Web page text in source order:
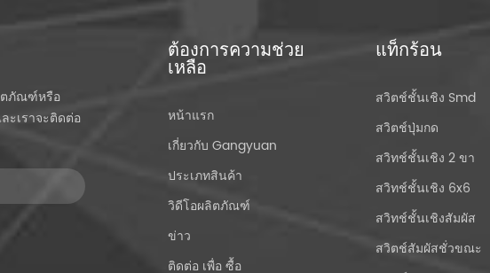
ตภัณฑ์หรือ
ะเราจะติดต่อ
ต้องการความช่วย
เหลือ
หน้าแรก
เกี่ยวกับ Gangyuan
ประเภทสินค้า
วิดีโอผลิตภัณฑ์
ข่าว
ติดต่อ เพื่อ ซื้อ
แท็กร้อน
สวิตช์ชั้นเชิง Smd
สวิตช์ปุ่มกด
สวิทช์ชั้นเชิง 2 ขา
สวิทช์ชั้นเชิง 6x6
สวิทช์ชั้นเชิงสัมผัส
สวิตช์สัมผัสชั่วขณะ